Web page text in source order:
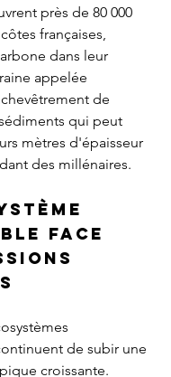
près de 80 000
françaises,
dans leur
appelée
de
qui peut
mètres d'épaisseur
des millénaires.
face
de subir une
croissante.